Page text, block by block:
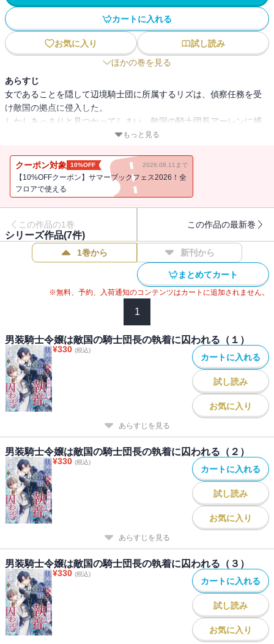
カートに入れる
お気に入り
試し読み
ほかの巻を見る
あらすじ
女であることを隠して辺境騎士団に所属するリズは、偵察任務を受
け敵国の拠点に侵入した。
しかしあっさりと見つかってしまい、敵国の騎士団長アーレンに捕
レンに、恐ろしい拷問を受けるくらいならばと自ら死を選ぼうとし
たリズだったが、なぜかベッドに引きずり込まれ、体を暴かれてし
まう。
優しさに、彼女の心と身体は次第に囚われていく・・・・・・。
作者より
敵国の立場にあった二人が周囲や過去に翻弄されながらも惹かれ合
い、懸命に生きていく様を描いた作品です。
リズとアーレンが最後はどうなるのか、どのような道を選択して生
二人の行く末を見守って頂ければと思います！
『男装騎士令嬢は敵国の騎士団長の執着に囚われる（１）』には
「第一章」～「第二章」（前半）までを収録
もっと見る
クーポン対象 10%OFF 2026.08.11まで
【10%OFFクーポン】サマーブックフェス2026！全
フロアで使える
この作品の1巻 この作品の最新巻
シリーズ作品(7件)
1巻から 新刊から
まとめてカート
※無料、予約、入荷通知のコンテンツはカートに追加されません。
1
男装騎士令嬢は敵国の騎士団長の執着に囚われる（１）
¥330 (税込)
カートに入れる
試し読み
お気に入り
あらすじを見る
男装騎士令嬢は敵国の騎士団長の執着に囚われる（２）
¥330 (税込)
カートに入れる
試し読み
お気に入り
あらすじを見る
男装騎士令嬢は敵国の騎士団長の執着に囚われる（３）
¥330 (税込)
カートに入れる
試し読み
お気に入り